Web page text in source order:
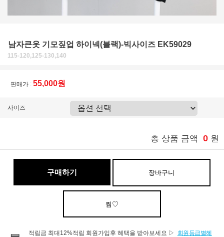
남자큰옷 기모짚업 하이넥(블랙)-빅사이즈 EK59029
115-120,125-130,140
판매가 : 55,000원
사이즈
총 상품 금액 0 원
구매하기 장바구니
찜♡
적립금 최대12%적립 회원가입후 혜택을 받아보세요 ▷
회원등급별혜